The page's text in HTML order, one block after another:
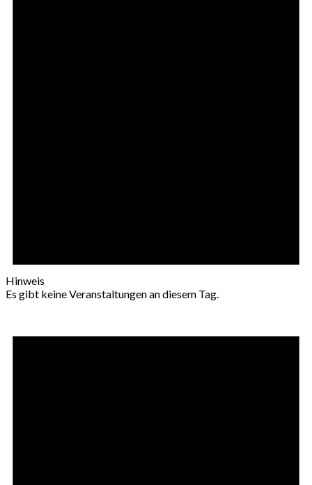
Hinweis
Es gibt keine Veranstaltungen an diesem Tag.